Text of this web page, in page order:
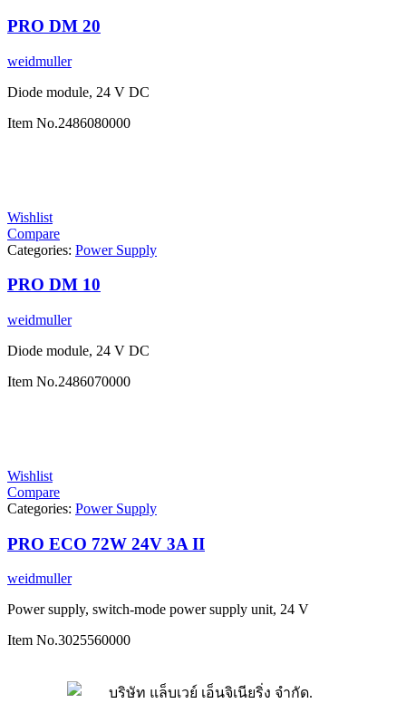
PRO DM 20
weidmuller
Diode module, 24 V DC
Item No.2486080000
Wishlist
Compare
Categories: Power Supply
PRO DM 10
weidmuller
Diode module, 24 V DC
Item No.2486070000
Wishlist
Compare
Categories: Power Supply
PRO ECO 72W 24V 3A II
weidmuller
Power supply, switch-mode power supply unit, 24 V
Item No.3025560000